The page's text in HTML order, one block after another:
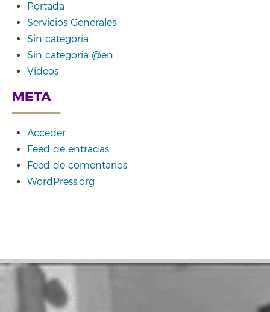
Portada
Servicios Generales
Sin categoría
Sin categoría @en
Vídeos
META
Acceder
Feed de entradas
Feed de comentarios
WordPress.org